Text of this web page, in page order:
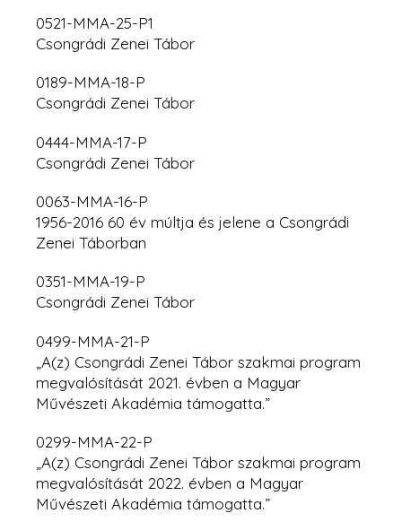
0521-MMA-25-P1
Csongrádi Zenei Tábor
0189-MMA-18-P
Csongrádi Zenei Tábor
0444-MMA-17-P
Csongrádi Zenei Tábor
0063-MMA-16-P
1956-2016 60 év múltja és jelene a Csongrádi
Zenei Táborban
0351-MMA-19-P
Csongrádi Zenei Tábor
0499-MMA-21-P
„A(z) Csongrádi Zenei Tábor szakmai program
megvalósítását 2021. évben a Magyar
Művészeti Akadémia támogatta.”
0299-MMA-22-P
„A(z) Csongrádi Zenei Tábor szakmai program
megvalósítását 2022. évben a Magyar
Művészeti Akadémia támogatta.”